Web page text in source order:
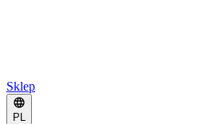
Sklep
PL